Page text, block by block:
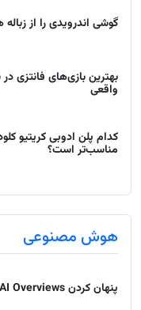
گوشی اندرویدی را از
واقعی
کدام پلن ادوبی کریتیو
مناسب‌تر است؟
هوش مصنوعی
پنهان کردن AI Overviews از نتایج جستجوی گوگل